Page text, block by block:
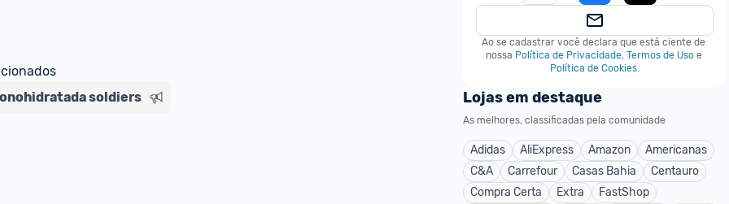
um marketplace, nós indicamos no
sinalizamos através da tag
soldiers
Ao se cadastrar você declara que está ciente de
nossa Política de Privacidade, Termos de Uso e
Política de Cookies.
Lojas em destaque
As melhores, classificadas pela comunidade
Adidas AliExpress Amazon
Americanas
C&A
Carrefour Casas Bahia
Centauro
Compra Certa
Extra
FastShop